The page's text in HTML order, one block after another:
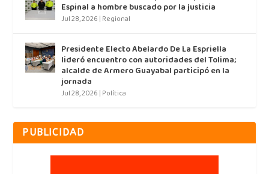
Espinal a hombre buscado por la justicia
Jul 28, 2026 | Regional
Presidente Electo Abelardo De La Espriella
lideró encuentro con autoridades del Tolima;
alcalde de Armero Guayabal participó en la
jornada
Jul 28, 2026 | Política
PUBLICIDAD